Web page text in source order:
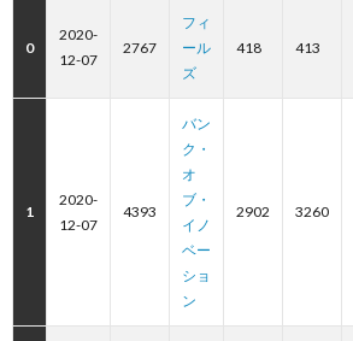
0
2020-
12-07
2767
フィ
ール
ズ
418 413
1
2020-
12-07
4393
バン
ク・
オ
ブ・
イノ
ベー
ショ
ン
2902 3260